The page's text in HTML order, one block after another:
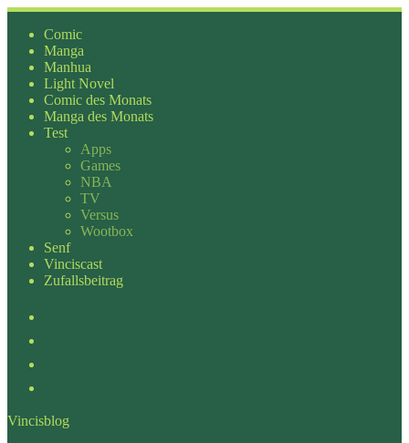
Zum
Inhalt
springen
Comic
Manga
Manhua
Light Novel
Comic des Monats
Manga des Monats
Test
Apps
Games
NBA
TV
Versus
Wootbox
Senf
Vinciscast
Zufallsbeitrag
Vincisblog